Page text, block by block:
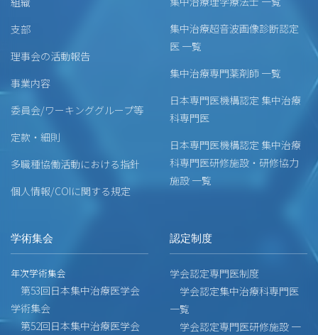
支部
理事会の活動報告
事業内容
委員会/ワーキンググループ等
定款・細則
多職種協働活動における指針
個人情報/COIに関する規定
集中治療超音波画像診断認定
医 一覧
集中治療専門薬剤師 一覧
日本専門医機構認定 集中治療
科専門医
日本専門医機構認定 集中治療
科専門医研修施設・研修協力
施設 一覧
学術集会
年次学術集会
第53回日本集中治療医学会
学術集会
第52回日本集中治療医学会
認定制度
学会認定専門医制度
学会認定集中治療科専門医
一覧
学会認定専門医研修施設 一